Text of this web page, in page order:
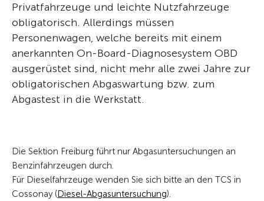
Privatfahrzeuge und leichte Nutzfahrzeuge
obligatorisch. Allerdings müssen
Personenwagen, welche bereits mit einem
anerkannten On-Board-Diagnosesystem OBD
ausgerüstet sind, nicht mehr alle zwei Jahre zur
obligatorischen Abgaswartung bzw. zum
Abgastest in die Werkstatt.
Die Sektion Freiburg führt nur Abgasuntersuchungen an
Benzinfahrzeugen durch.
Für Dieselfahrzeuge wenden Sie sich bitte an den TCS in
Cossonay (Diesel-Abgasuntersuchung).